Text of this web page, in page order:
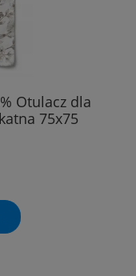
Otulacz dla
75x75